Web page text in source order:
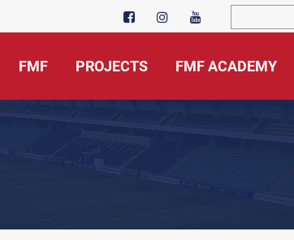
FMF PROJECTS FMF ACADEMY